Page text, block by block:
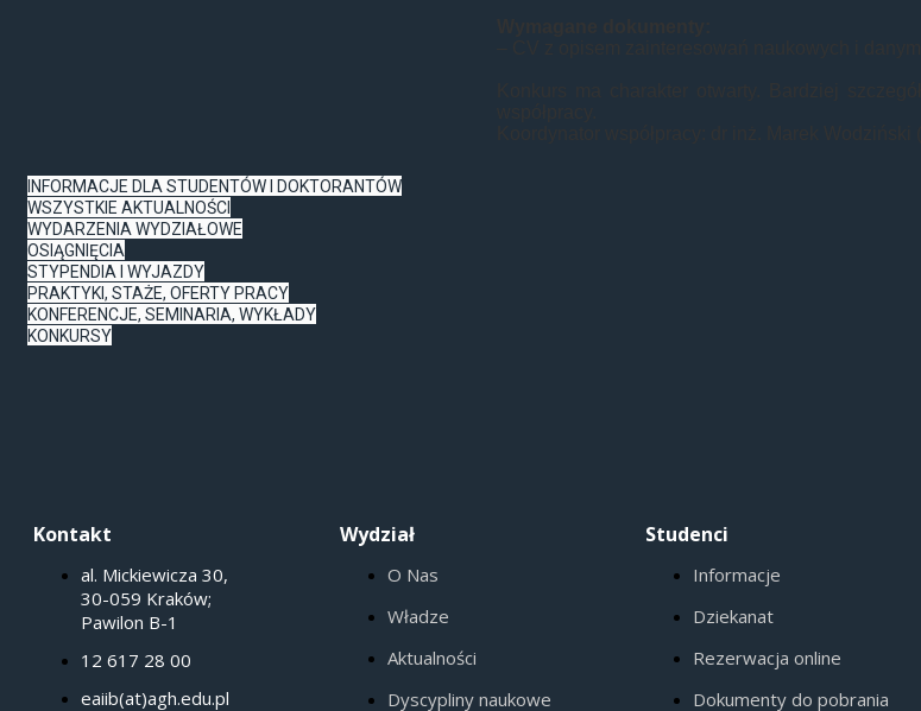
INFORMACJE DLA STUDENTÓW I DOKTORANTÓW
WSZYSTKIE AKTUALNOŚCI
WYDARZENIA WYDZIAŁOWE
OSIĄGNIĘCIA
STYPENDIA I WYJAZDY
PRAKTYKI, STAŻE, OFERTY PRACY
KONFERENCJE, SEMINARIA, WYKŁADY
KONKURSY
Kontakt
al. Mickiewicza 30,
30-059 Kraków;
Pawilon B-1
12 617 28 00
eaiib(at)agh.edu.pl
Wydział
O Nas
Władze
Aktualności
Dyscypliny naukowe
Studenci
Informacje
Dziekanat
Rezerwacja online
Dokumenty do pobrania